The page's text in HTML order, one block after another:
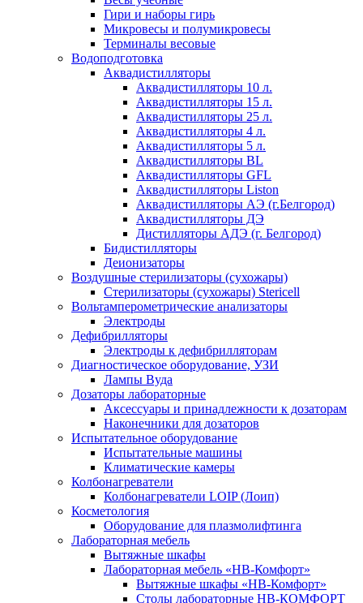
Гири и наборы гирь
Микровесы и полумикровесы
Терминалы весовые
Водоподготовка
Аквадистилляторы
Аквадистилляторы 10 л.
Аквадистилляторы 15 л.
Аквадистилляторы 25 л.
Аквадистилляторы 4 л.
Аквадистилляторы 5 л.
Аквадистилляторы BL
Аквадистилляторы GFL
Аквадистилляторы Liston
Аквадистилляторы АЭ (г.Белгород)
Аквадистилляторы ДЭ
Дистилляторы АДЭ (г. Белгород)
Бидистилляторы
Деионизаторы
Воздушные стерилизаторы (сухожары)
Стерилизаторы (сухожары) Stericell
Вольтамперометрические анализаторы
Электроды
Дефибрилляторы
Электроды к дефибрилляторам
Диагностическое оборудование, УЗИ
Лампы Вуда
Дозаторы лабораторные
Аксессуары и принадлежности к дозаторам
Наконечники для дозаторов
Испытательное оборудование
Испытательные машины
Климатические камеры
Колбонагреватели
Колбонагреватели LOIP (Лоип)
Косметология
Оборудование для плазмолифтинга
Лабораторная мебель
Вытяжные шкафы
Лабораторная мебель «НВ-Комфорт»
Вытяжные шкафы «НВ-Комфорт»
Столы лабораторные НВ-КОМФОРТ